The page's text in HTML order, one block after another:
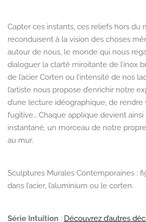
Capter ces instants, ces reliefs hors du
reconduisent à la vision des choses
autour de nous, le monde qui nous
dialoguer la clarté miroitante de l’inox
de l’acier Corten ou l’intensité de nos
l’artiste nous propose d’enrichir notre
d’une lecture idéographique, de
fugitive… Chaque applique devient
instantané, un morceau de notre
au mur.
Sculptures Murales Contemporaines :
dans l’acier, l’aluminium ou le corten.
Série Intuition : Découvrez d’autres